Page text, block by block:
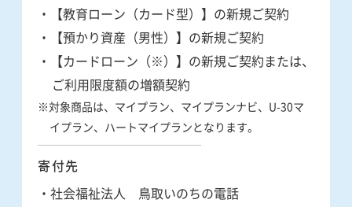
・【教育ローン（カード型）】の新規ご契約
・【預かり資産（男性）】の新規ご契約
・【カードローン（※）】の新規ご契約または、
ご利用限度額の増額契約
※対象商品は、マイプラン、マイプランナビ、U-30マ
イプラン、ハートマイプランとなります。
寄付先
・社会福祉法人 鳥取いのちの電話